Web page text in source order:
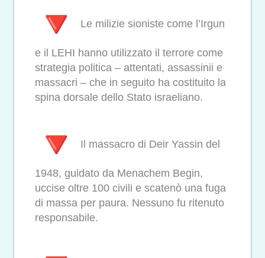
Le milizie sioniste come l’Irgun
e il LEHI hanno utilizzato il terrore come
strategia politica – attentati, assassinii e
massacri – che in seguito ha costituito la
spina dorsale dello Stato israeliano.
Il massacro di Deir Yassin del
1948, guidato da Menachem Begin,
uccise oltre 100 civili e scatenò una fuga
di massa per paura. Nessuno fu ritenuto
responsabile.